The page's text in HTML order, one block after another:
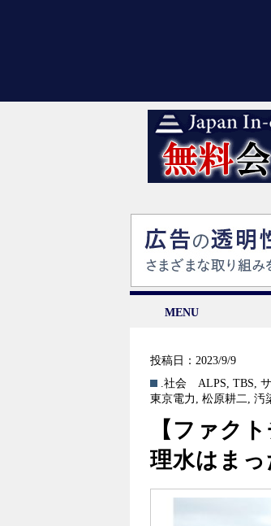
MENU
投稿日：2023/9/9
.社会
ALPS,TBS,
東京電力 , 松原耕二, 汚
【ファク
理水はま